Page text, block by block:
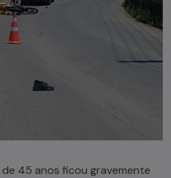
45 anos ficou gravemente